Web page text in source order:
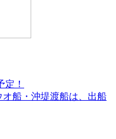
定！
船・沖堤渡船は、出船